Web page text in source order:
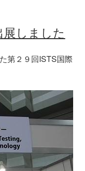
しました
第２９回ISTS国際